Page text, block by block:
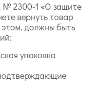
№ 2300-1 «О защите
вернуть товар
должны быть
упаковка